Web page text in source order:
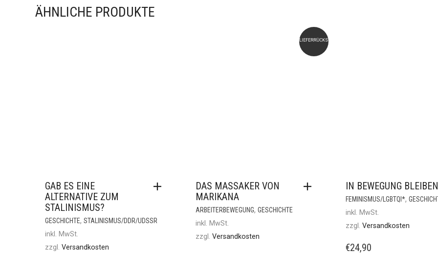
ÄHNLICHE PRODUKTE
GAB ES EINE
ALTERNATIVE ZUM
STALINISMUS?
GESCHICHTE, STALINISMUS/DDR/UDSSR
inkl. MwSt.
zzgl. Versandkosten
LIEFERRÜCKSTAND
DAS MASSAKER VON
MARIKANA
ARBEITERBEWEGUNG, GESCHICHTE
inkl. MwSt.
zzgl. Versandkosten
IN BEWEGUNG BLEIBEN
FEMINISMUS/LGBTQI*,
inkl. MwSt.
zzgl. Versandkosten
€24,90